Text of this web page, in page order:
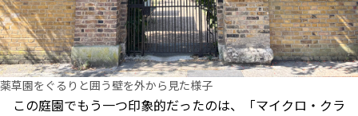
薬草園をぐるりと囲う壁を外から見た様子
この庭園でもう一つ印象的だったのは、「マイクロ・クラ